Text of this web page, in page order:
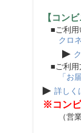
【コン
■ご利用
クロ
▶
■ご利用
「お
▶ 詳しく
※コンビ
（営業